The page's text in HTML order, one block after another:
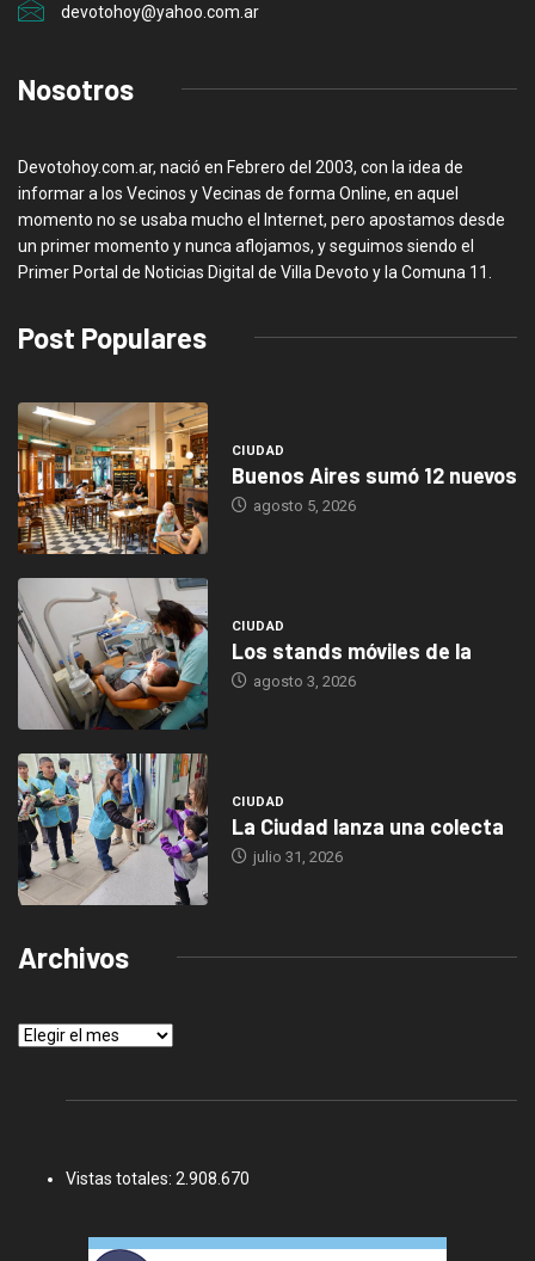
devotohoy@yahoo.com.ar
Nosotros
Devotohoy.com.ar, nació en Febrero del 2003, con la idea de
informar a los Vecinos y Vecinas de forma Online, en aquel
momento no se usaba mucho el Internet, pero apostamos desde
un primer momento y nunca aflojamos, y seguimos siendo el
Primer Portal de Noticias Digital de Villa Devoto y la Comuna 11.
Post Populares
CIUDAD
Buenos Aires sumó 12 nuevos
agosto 5, 2026
CIUDAD
Los stands móviles de la
agosto 3, 2026
CIUDAD
La Ciudad lanza una colecta
julio 31, 2026
Archivos
Archivos
Vistas totales: 2.908.670